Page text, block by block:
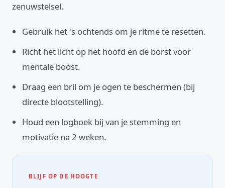
zenuwstelsel.
Gebruik het 's ochtends om je ritme te resetten.
Richt het licht op het hoofd en de borst voor
mentale boost.
Draag een bril om je ogen te beschermen (bij
directe blootstelling).
Houd een logboek bij van je stemming en
motivatie na 2 weken.
BLIJF OP DE HOOGTE